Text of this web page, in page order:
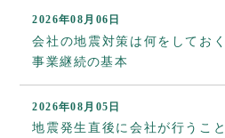
2026年08月06日
会社の地震対策は何をしてお
事業継続の基本
2026年08月05日
地震発生直後に会社が行うこ